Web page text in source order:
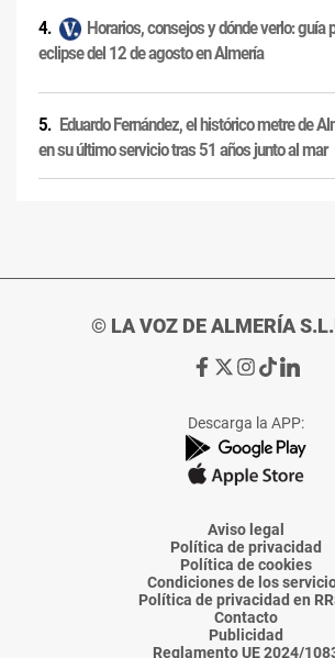
Horarios, consejos y dónde verlo: guía
eclipse del 12 de agosto en Almería
Eduardo Fernández, el histórico metre de
en su último servicio tras 51 años junto al mar
© LA VOZ DE ALMERÍA
Ir
de
La
Voz
Almería
Ir
de
La
Voz
Almería
Ir
de
La
Voz
Almería
Ir
de
La
Voz
Almería
Ir
de
La
Voz
Descarga la APP:
Aviso legal
Política de privacidad
Política de cookies
Condiciones de los
Política de privacidad en
Contacto
Publicidad
Reglamento UE 2024/